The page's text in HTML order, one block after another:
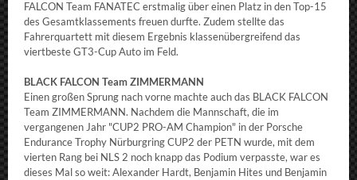
FALCON Team FANATEC erstmalig über einen Platz in den Top-15
des Gesamtklassements freuen durfte. Zudem stellte das
Fahrerquartett mit diesem Ergebnis klassenübergreifend das
viertbeste GT3-Cup Auto im Feld.
BLACK FALCON Team ZIMMERMANN
Einen großen Sprung nach vorne machte auch das BLACK FALCON
Team ZIMMERMANN. Nachdem die Mannschaft, die im
vergangenen Jahr "CUP2 PRO-AM Champion" in der Porsche
Endurance Trophy Nürburgring CUP2 der PETN wurde, mit dem
vierten Rang bei NLS 2 noch knapp das Podium verpasste, war es
dieses Mal so weit: Alexander Hardt, Benjamin Hites und Benjamin